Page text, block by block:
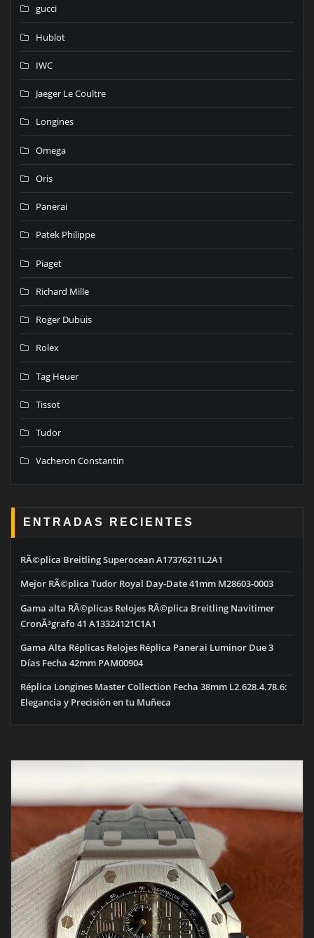
gucci
Hublot
IWC
Jaeger Le Coultre
Longines
Omega
Oris
Panerai
Patek Philippe
Piaget
Richard Mille
Roger Dubuis
Rolex
Tag Heuer
Tissot
Tudor
Vacheron Constantin
ENTRADAS RECIENTES
RÃ©plica Breitling Superocean A17376211L2A1
Mejor RÃ©plica Tudor Royal Day-Date 41mm M28603-0003
Gama alta RÃ©plicas Relojes RÃ©plica Breitling Navitimer
CronÃ³grafo 41 A13324121C1A1
Gama Alta Réplicas Relojes Réplica Panerai Luminor Due 3
Días Fecha 42mm PAM00904
Réplica Longines Master Collection Fecha 38mm L2.628.4.78.6:
Elegancia y Precisión en tu Muñeca